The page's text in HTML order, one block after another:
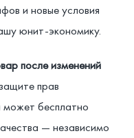
и новые условия
юнит-экономику.
после изменений
прав
может бесплатно
— независимо